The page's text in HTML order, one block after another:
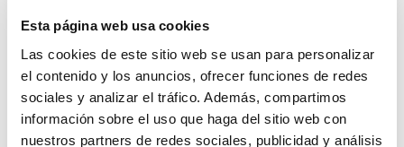
Esta página web usa cookies
Las cookies de este sitio web se usan para personalizar
el contenido y los anuncios, ofrecer funciones de redes
sociales y analizar el tráfico. Además, compartimos
información sobre el uso que haga del sitio web con
nuestros partners de redes sociales, publicidad y análisis
protegida y reparada frente a los factores externos gracias a su
Oxigenant Beauty Coffret Selvert Thermal
Es el set antipolución por excelencia de la marca, ya que contiene
los mejores productos de la líneaUrban Response:Absolute